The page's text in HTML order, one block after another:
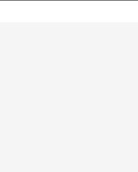
sin parhäst och